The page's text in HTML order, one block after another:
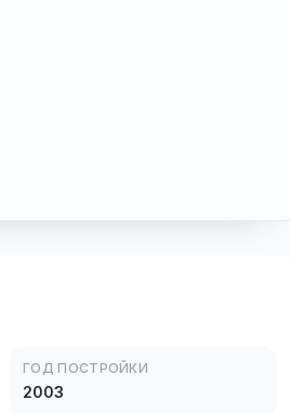
ГОД ПОСТРОЙКИ
2003